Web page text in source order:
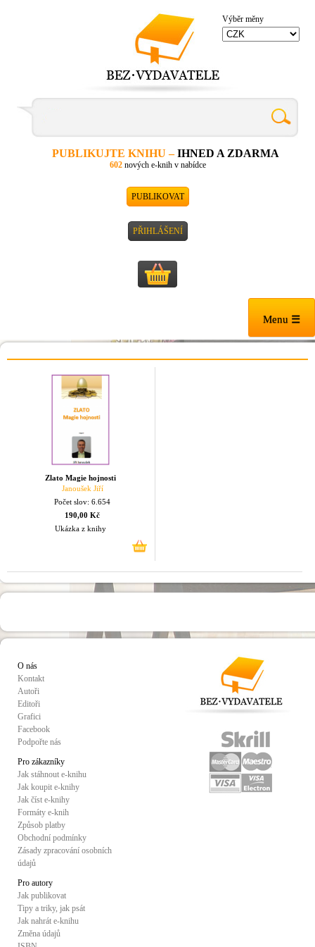
PUBLIKUJTE KNIHU –IHNED A ZDARMA
602nových e-knih v nabídce
PUBLIKOVAT
PŘIHLÁŠENÍ
Výběr měny
Menu ☰
Zlato Magie hojnosti
Janoušek Jiří
Počet slov: 6.654
190,00 Kč
Ukázka z knihy
O nás
Kontakt
Autoři
Editoři
Grafici
Facebook
Podpořte nás
Pro zákazníky
Jak stáhnout e-knihu
Jak koupit e-knihy
Jak číst e-knihy
Formáty e-knih
Způsob platby
Obchodní podmínky
Zásady zpracování osobních
údajů
Pro autory
Jak publikovat
Tipy a triky, jak psát
Jak nahrát e-knihu
Změna údajů